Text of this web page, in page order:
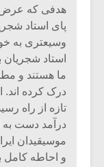
هدفی که عرض
پای استاد
وسیعتری به
استاد شجریان
ما هستند و
درک کرده
تازه از راه
درآمد دست به
موسیقیدان
و احاطه کامل